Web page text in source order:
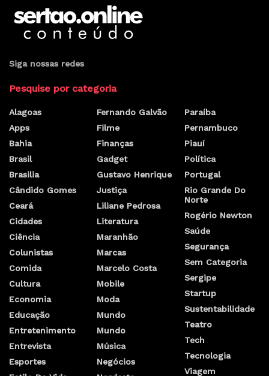
Siga nossas redes
Pesquise por categoria
Alagoas
Apps
Bahia
Brasil
Brasilia
Cândido Gomes
Ceará
Cidades
Ciência
Colunistas
Comida
Cultura
Economia
Educação
Entretenimento
Entrevista
Esportes
Fernando Galvão
Filme
Finanças
Gadget
Gustavo Henrique
Justiça
Liliane Pedrosa
Literatura
Maranhão
Marcas
Marcelo Costa
Mobile
Moda
Mundo
Mundo
Música
Negócios
Paraíba
Pernambuco
Piauí
Política
Portugal
Rio Grande Do
Norte
Rogério Newton
Saúde
Segurança
Sem Categoria
Sergipe
Startup
Sustentabilidade
Teatro
Tech
Tecnologia
Viagem